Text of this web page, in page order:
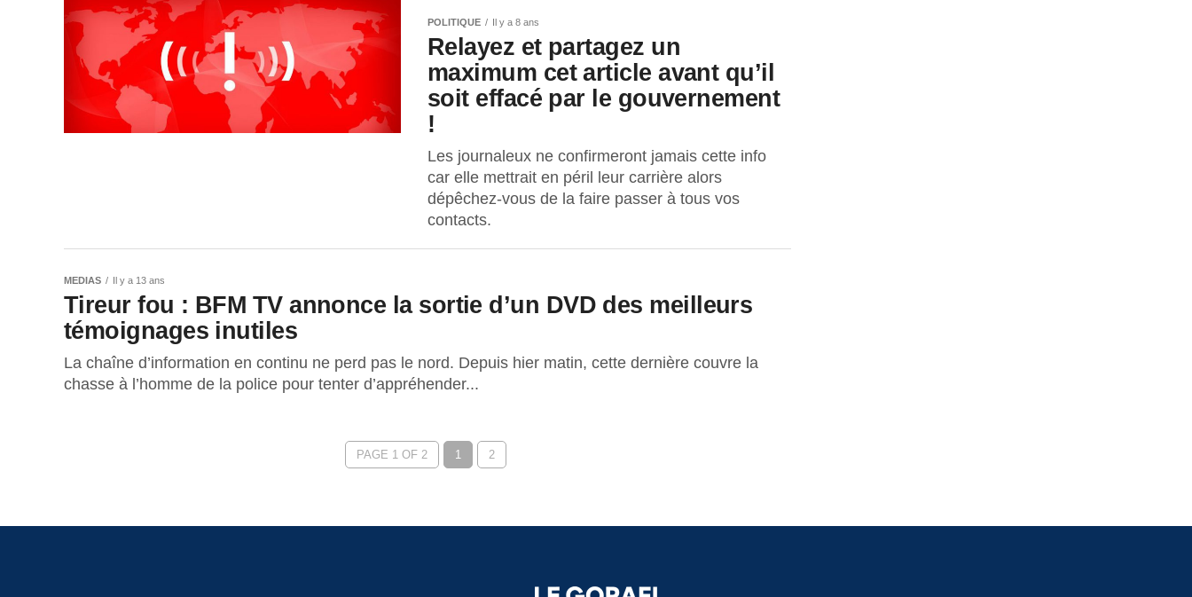
POLITIQUE Il y a 8 ans
Relayez et partagez un
maximum cet article avant qu’il
soit effacé par le gouvernement
!
Les journaleux ne confirmeront jamais cette info
car elle mettrait en péril leur carrière alors
dépêchez-vous de la faire passer à tous vos
contacts.
MEDIAS Il y a 13 ans
Tireur fou : BFM TV annonce la sortie d’un DVD des meilleurs
témoignages inutiles
La chaîne d’information en continu ne perd pas le nord. Depuis hier matin, cette dernière couvre la
chasse à l’homme de la police pour tenter d’appréhender...
PAGE 1 OF 2 1 2